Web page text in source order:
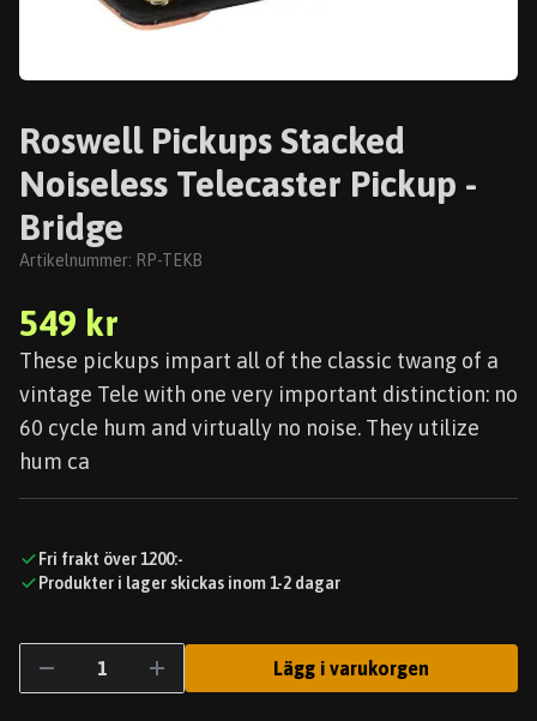
Roswell Pickups Stacked
Noiseless Telecaster Pickup -
Bridge
Artikelnummer: RP-TEKB
549 kr
These pickups impart all of the classic twang of a
vintage Tele with one very important distinction: no
60 cycle hum and virtually no noise. They utilize
hum ca
Fri frakt över 1200:-
Produkter i lager skickas inom 1-2 dagar
Lägg i varukorgen